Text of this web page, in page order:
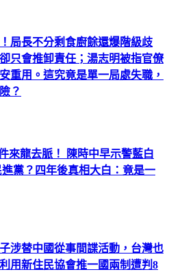
局長不分剩食廚餘還爆階級歧
只會推卸責任；湯志明被指官僚
重用。這究竟是單一局處失職，
？
來龍去脈！ 陳時中早示警藍白
黨？四年後真相大白：竟是一
涉替中國從事間諜活動，台灣也
用新住民協會推一國兩制遭判8